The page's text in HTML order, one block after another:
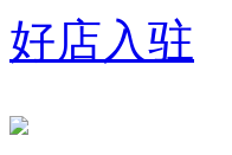
好店入驻